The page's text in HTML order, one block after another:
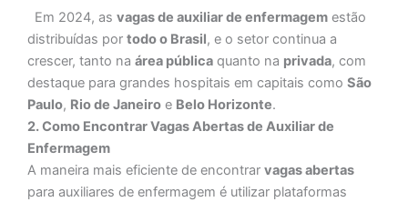
Em 2024, as vagas de auxiliar de enfermagem estão
distribuídas por todo o Brasil, e o setor continua a
crescer, tanto na área pública quanto na privada, com
destaque para grandes hospitais em capitais como São
Paulo, Rio de Janeiro e Belo Horizonte.
2. Como Encontrar Vagas Abertas de Auxiliar de
Enfermagem
A maneira mais eficiente de encontrar vagas abertas
para auxiliares de enfermagem é utilizar plataformas